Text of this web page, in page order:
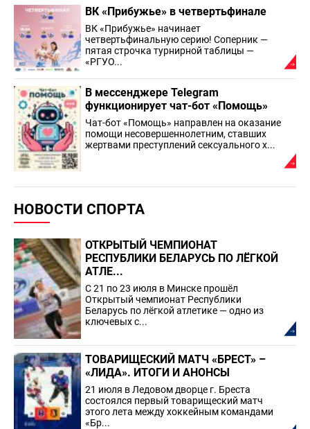
ВК «Прибужье» в четвертьфинале
ВК «Прибужье» начинает
четвертьфинальную серию! Соперник —
пятая строчка турнирной таблицы —
«РГУО...
В мессенджере Telegram
функционирует чат-бот «Помощь»
Чат-бот «Помощь» направлен на оказание
помощи несовершеннолетним, ставших
жертвами преступлений сексуального х...
НОВОСТИ СПОРТА
ОТКРЫТЫЙ ЧЕМПИОНАТ
РЕСПУБЛИКИ БЕЛАРУСЬ ПО ЛЁГКОЙ
АТЛЕ...
С 21 по 23 июля в Минске прошёл
Открытый чемпионат Республики
Беларусь по лёгкой атлетике — одно из
ключевых с...
ТОВАРИЩЕСКИЙ МАТЧ «БРЕСТ» –
«ЛИДА». ИТОГИ И АНОНСЫ
21 июля в Ледовом дворце г. Бреста
состоялся первый товарищеский матч
этого лета между хоккейным командами
«Бр...